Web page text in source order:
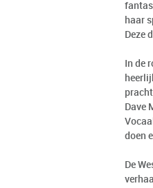
haar
Deze
In de
Dave
doen
De